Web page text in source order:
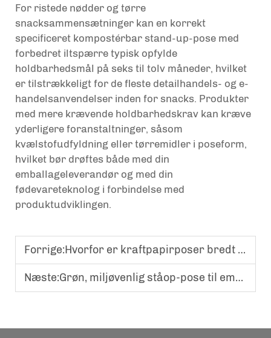
For ristede nødder og tørre
snacksammensætninger kan en korrekt
specificeret kompostérbar stand-up-pose med
forbedret iltspærre typisk opfylde
holdbarhedsmål på seks til tolv måneder, hvilket
er tilstrækkeligt for de fleste detailhandels- og e-
handelsanvendelser inden for snacks. Produkter
med mere krævende holdbarhedskrav kan kræve
yderligere foranstaltninger, såsom
kvælstofudfyldning eller tørremidler i poseform,
hvilket bør drøftes både med din
emballageleverandør og med din
fødevareteknolog i forbindelse med
produktudviklingen.
Forrige:Hvorfor er kraftpapirposer bredt anvendt på bæredygtige detailhandelsmarkeder
Næste:Grøn, miljøvenlig ståop-pose til emballage af kaffebønner og tørret frugt